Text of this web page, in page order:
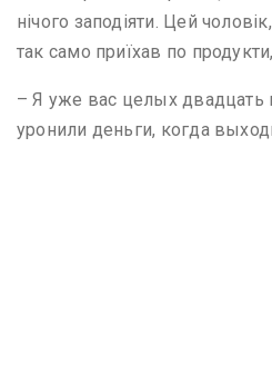
нічого заподіяти. Цей
так само приїхав по
– Я уже вас целых
уронили деньги, когда